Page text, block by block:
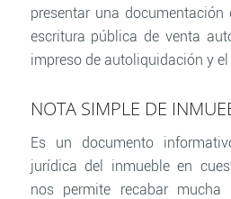
presentar una
escritura pública de venta
impreso de autoliquidación y el
NOTA SIMPLE DE
Es un documento
jurídica del inmueble en
nos permite recabar mucha